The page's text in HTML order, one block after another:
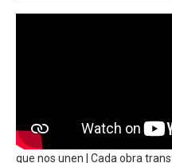
que nos unen | Cada obra